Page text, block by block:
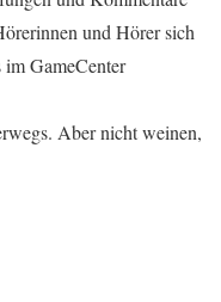
und Hörer sich
GameCenter
Aber nicht weinen,